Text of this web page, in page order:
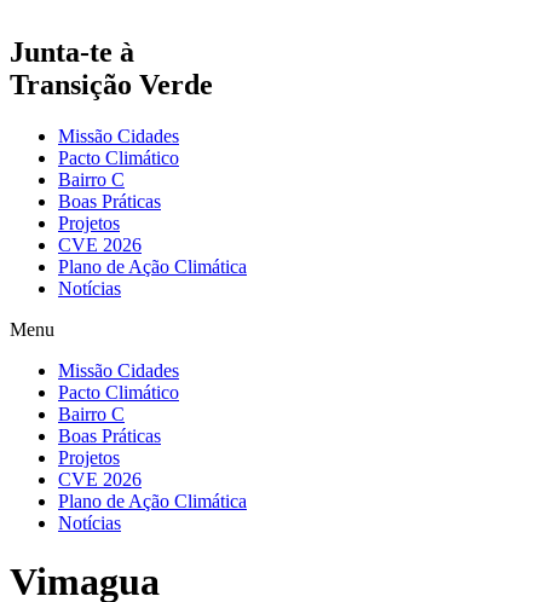
Junta-te à
Transição Verde
Missão Cidades
Pacto Climático
Bairro C
Boas Práticas
Projetos
CVE 2026
Plano de Ação Climática
Notícias
Menu
Missão Cidades
Pacto Climático
Bairro C
Boas Práticas
Projetos
CVE 2026
Plano de Ação Climática
Notícias
Vimagua